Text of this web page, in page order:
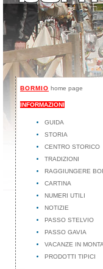
BORMIO home page
INFORMAZIONI
GUIDA
STORIA
CENTRO STORICO
TRADIZIONI
RAGGIUNGERE
CARTINA
NUMERI UTILI
NOTIZIE
PASSO STELVIO
PASSO GAVIA
VACANZE IN
PRODOTTI TIPICI